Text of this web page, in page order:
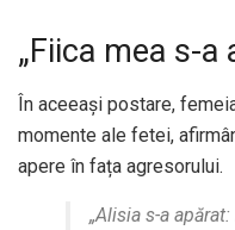
„Fiica mea s-a
În aceeași postare,
momente ale fetei,
apere în fața agresorului.
„Alisia s-a